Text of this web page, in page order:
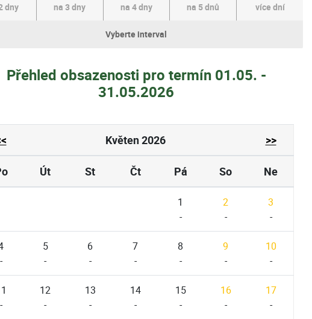
dny
na 3 dny na 4 dny na 5 dnů více dní
Vyberte interval
Přehled obsazenosti pro termín 01.05. -
31.05.2026
Květen 2026 >>
Út St Čt Pá So Ne
1
-
2
-
3
-
-
5
-
6
-
7
-
8
-
9
-
10
-
-
12
-
13
-
14
-
15
-
16
-
17
-